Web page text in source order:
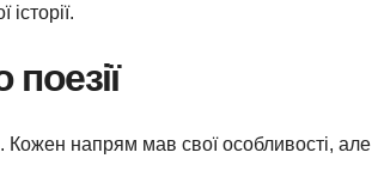
Кожен напрям мав свої особливості, але